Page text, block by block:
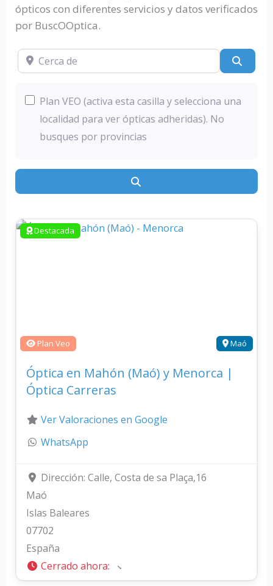
ópticos con diferentes servicios y datos verificados
por BuscOOptica.
Cerca de
Plan VEO (activa esta casilla y selecciona una
localidad para ver ópticas adheridas). No
busques por provincias
Destacada
Plan Veo Maó
Óptica en Mahón (Maó) y Menorca |
Óptica Carreras
Ver Valoraciones en Google
WhatsApp
Dirección: Calle, Costa de sa Plaça,16
Maó
Islas Baleares
07702
España
Cerrado ahora: